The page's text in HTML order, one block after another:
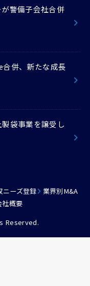
警備子会社合併
併、新たな成長
袋事業を譲受し
ニーズ登録
業界別M&A
社概要
Reserved.